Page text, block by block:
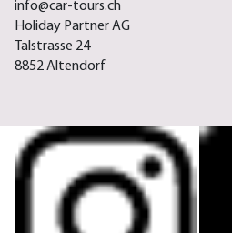
info@car-tours.ch
Holiday Partner AG
Talstrasse 24
8852 Altendorf